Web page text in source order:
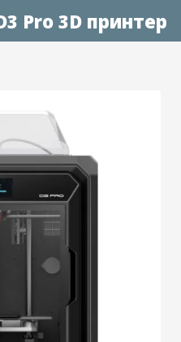
Pro 3D принтер